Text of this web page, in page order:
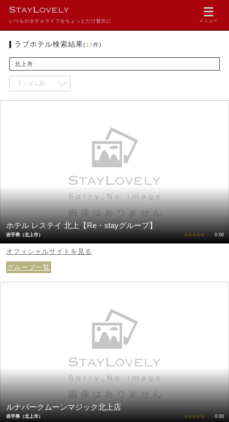
いつものホテルライフをちょっとだけ贅沢に メニュー
ラブホテル検索結果(11 件)
北上市
ホテル レステイ 北上【Re・stayグループ】
岩手県（北上市） ☆☆☆☆☆ 0.00
オフィシャルサイトを見る
グループ一覧
ルナパークムーンマジック北上店
岩手県（北上市） ☆☆☆☆☆ 0.00